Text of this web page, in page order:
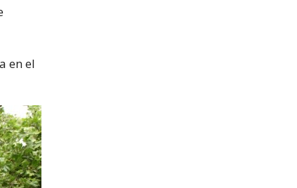
en el